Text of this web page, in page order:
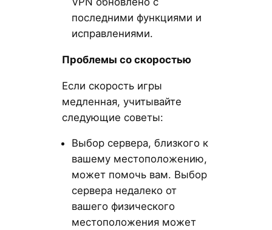
последними функциями и
исправлениями.
Проблемы со скоростью
Если скорость игры
медленная, учитывайте
следующие советы:
Выбор сервера, близкого к
вашему местоположению,
может помочь вам. Выбор
сервера недалеко от
вашего физического
местоположения может